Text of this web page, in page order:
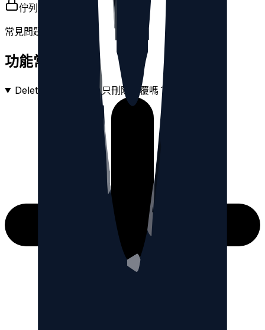
佇列式執行
常見問題
功能常見問題
DeleteThreads 可以只刪除回覆嗎？